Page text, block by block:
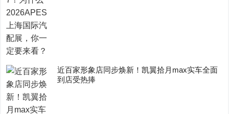
近百家形象店同步焕新！凯翼拾月max实车全面
到店受热捧